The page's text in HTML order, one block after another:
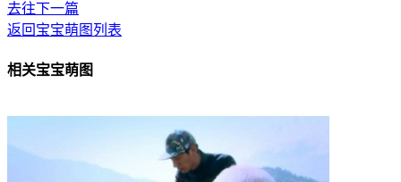
去往下一篇
返回宝宝萌图列表
相关宝宝萌图